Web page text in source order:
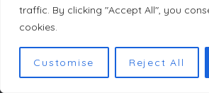
traffic. By clicking "Accept All", you
cookies.
Customise Reject All
ARTICLES À